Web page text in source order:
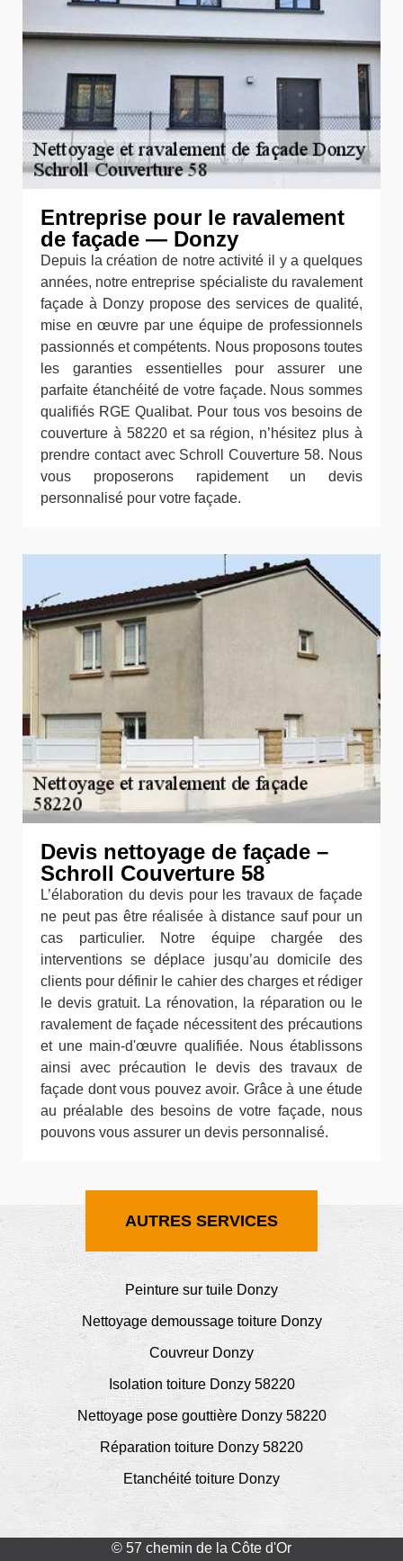
Entreprise pour le ravalement
de façade — Donzy
Depuis la création de notre activité il y a quelques
années, notre entreprise spécialiste du ravalement
façade à Donzy propose des services de qualité,
mise en œuvre par une équipe de professionnels
passionnés et compétents. Nous proposons toutes
les garanties essentielles pour assurer une
parfaite étanchéité de votre façade. Nous sommes
qualifiés RGE Qualibat. Pour tous vos besoins de
couverture à 58220 et sa région, n’hésitez plus à
prendre contact avec Schroll Couverture 58. Nous
vous proposerons rapidement un devis
personnalisé pour votre façade.
Devis nettoyage de façade –
Schroll Couverture 58
L’élaboration du devis pour les travaux de façade
ne peut pas être réalisée à distance sauf pour un
cas particulier. Notre équipe chargée des
interventions se déplace jusqu’au domicile des
clients pour définir le cahier des charges et rédiger
le devis gratuit. La rénovation, la réparation ou le
ravalement de façade nécessitent des précautions
et une main-d'œuvre qualifiée. Nous établissons
ainsi avec précaution le devis des travaux de
façade dont vous pouvez avoir. Grâce à une étude
au préalable des besoins de votre façade, nous
pouvons vous assurer un devis personnalisé.
AUTRES SERVICES
Peinture sur tuile Donzy
Nettoyage demoussage toiture Donzy
Couvreur Donzy
Isolation toiture Donzy 58220
Nettoyage pose gouttière Donzy 58220
Réparation toiture Donzy 58220
Etanchéité toiture Donzy
© 57 chemin de la Côte d'Or